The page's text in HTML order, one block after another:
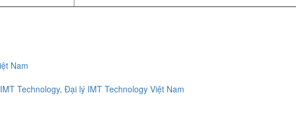
Nam
Technology, Đại lý IMT Technology Việt Nam